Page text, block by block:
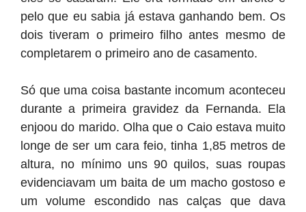
pelo que eu sabia já estava ganhando bem. Os
dois tiveram o primeiro filho antes mesmo de
completarem o primeiro ano de casamento.
Só que uma coisa bastante incomum aconteceu
durante a primeira gravidez da Fernanda. Ela
enjoou do marido. Olha que o Caio estava muito
longe de ser um cara feio, tinha 1,85 metros de
altura, no mínimo uns 90 quilos, suas roupas
evidenciavam um baita de um macho gostoso e
um volume escondido nas calças que dava